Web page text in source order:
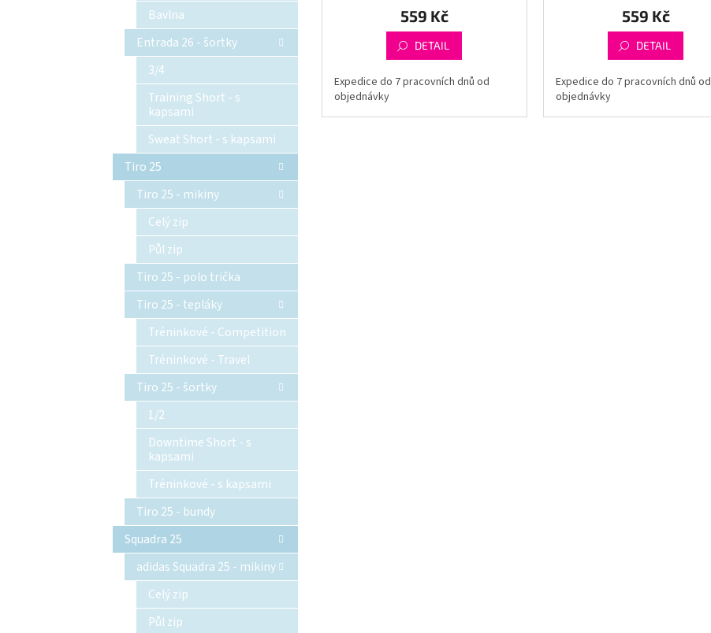
Bavlna
Entrada 26 - šortky
3/4
Training Short - s
kapsami
Sweat Short - s kapsami
Tiro 25
Tiro 25 - mikiny
Celý zip
Půl zip
Tiro 25 - polo trička
Tiro 25 - tepláky
Tréninkové - Competition
Tréninkové - Travel
Tiro 25 - šortky
1/2
Downtime Short - s
kapsami
Tréninkové - s kapsami
Tiro 25 - bundy
Squadra 25
adidas Squadra 25 - mikiny
Celý zip
Půl zip
559 Kč
DETAIL
Expedice do 7 pracovních dnů od
objednávky
559 Kč
DETAIL
Expedice do 7 pracovních dnů od
objednávky